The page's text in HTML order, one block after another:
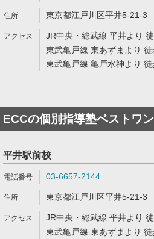
東京都江戸川区平井5-21-3
JR中央・総武線 平井より
東武亀戸線 東あずまより
東武亀戸線 亀戸水神より
ECCの個別指導塾ベストワン
平井駅前校
03-6657-2144
東京都江戸川区平井5-21-3
JR中央・総武線 平井より
東武亀戸線 東あずまより